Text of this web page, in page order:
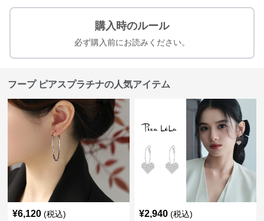
購入時のルール
必ず購入前にお読みください。
フープ ピアスプラチナの人気アイテム
¥6,120 (税込) ¥2,940 (税込)